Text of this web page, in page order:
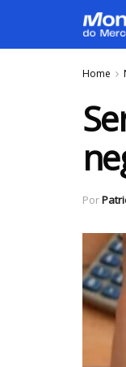
Home
Por